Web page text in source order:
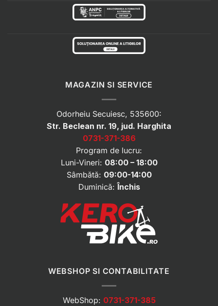
MAGAZIN SI SERVICE
Odorheiu Secuiesc, 535600:
Str. Beclean nr. 19, jud. Harghita
0731-371-386
Program de lucru:
Luni-Vineri: 08:00 – 18:00
Sâmbătă: 09:00-14:00
Duminică:Închis
WEBSHOP SI CONTABILITATE
WebShop: 0731-371-385